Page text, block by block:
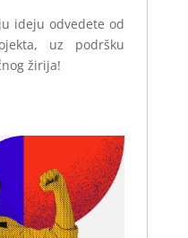
ideju odvedete od
uz podršku
žirija!